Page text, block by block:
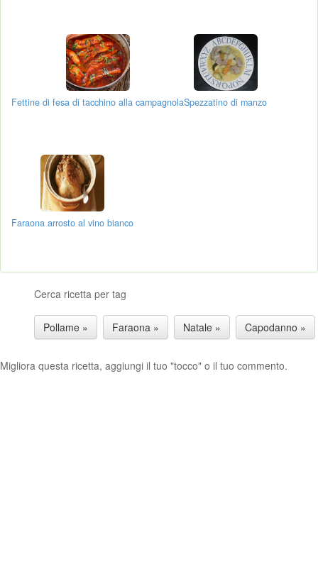
Fettine di fesa di tacchino alla campagnolaSpezzatino di manzo
Faraona arrosto al vino bianco
Cerca ricetta per tag
Pollame » Faraona » Natale » Capodanno »
Migliora questa ricetta, aggiungi il tuo "tocco" o il tuo commento.